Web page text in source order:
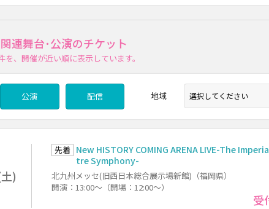
連舞台･公演のチケット
を、開催が近い順に表示しています。
公演 配信 地域
)
先着 New HISTORY COMING ARENA LIVE-The
tre Symphony-
北九州メッセ(旧西日本総合展示場新館)（福岡県）
開演：13:00～（開場：12:00～）
受